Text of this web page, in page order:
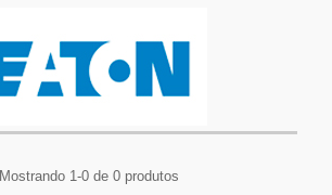
Mostrando 1-0 de 0 produtos